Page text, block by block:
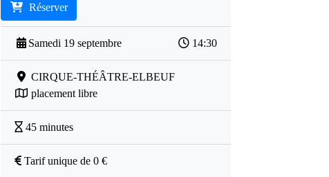
Réserver
Samedi 19 septembre 14:30
CIRQUE-THÉÂTRE-ELBEUF
placement libre
45 minutes
Tarif unique de 0 €